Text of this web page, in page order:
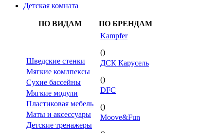
Детская комната
ПО ВИДАМ ПО БРЕНДАМ
Шведские стенки
Мягкие комлпексы
Сухие бассейны
Мягкие модули
Пластиковая мебель
Маты и аксессуары
Детские тренажеры
Kampfer
()
ДСК Карусель
()
DFC
()
Moove&Fun